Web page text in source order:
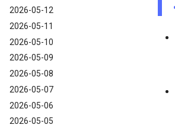
2026-05-12
2026-05-11
2026-05-10
2026-05-09
2026-05-08
2026-05-07
2026-05-06
2026-05-05